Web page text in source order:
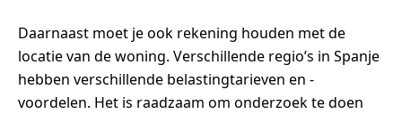
Daarnaast moet je ook rekening houden met de
locatie van de woning. Verschillende regio’s in Spanje
hebben verschillende belastingtarieven en -
voordelen. Het is raadzaam om onderzoek te doen